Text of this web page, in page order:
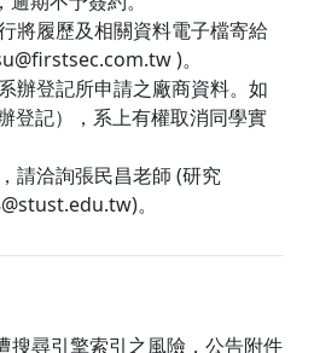
將履歷及相關資料電子檔寄給
)。
辦登記所申請之廠商資料。如
登記），系上有權取消同學實
請洽詢張民昌老師 (研究
。
搜尋引擎索引之風險，公告附件